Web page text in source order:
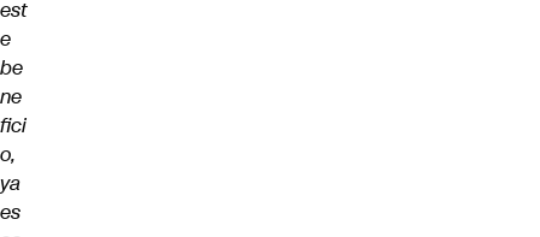
est
e
be
ne
fici
o,
ya
es